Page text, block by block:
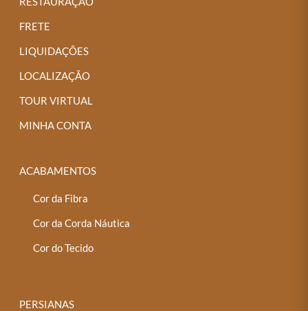
FRETE
LIQUIDAÇÕES
LOCALIZAÇÃO
TOUR VIRTUAL
MINHA CONTA
ACABAMENTOS
Cor da Fibra
Cor da Corda Náutica
Cor do Tecido
PERSIANAS